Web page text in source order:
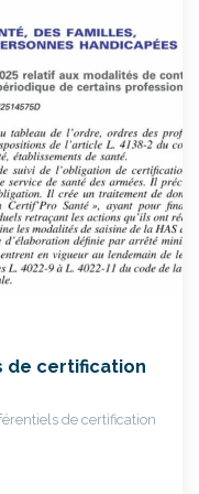
de certification
de certification